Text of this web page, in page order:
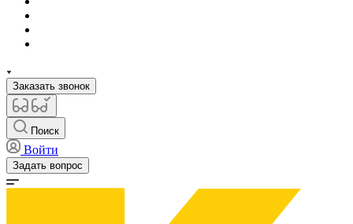
Заказать звонок
Поиск
Войти
Задать вопрос